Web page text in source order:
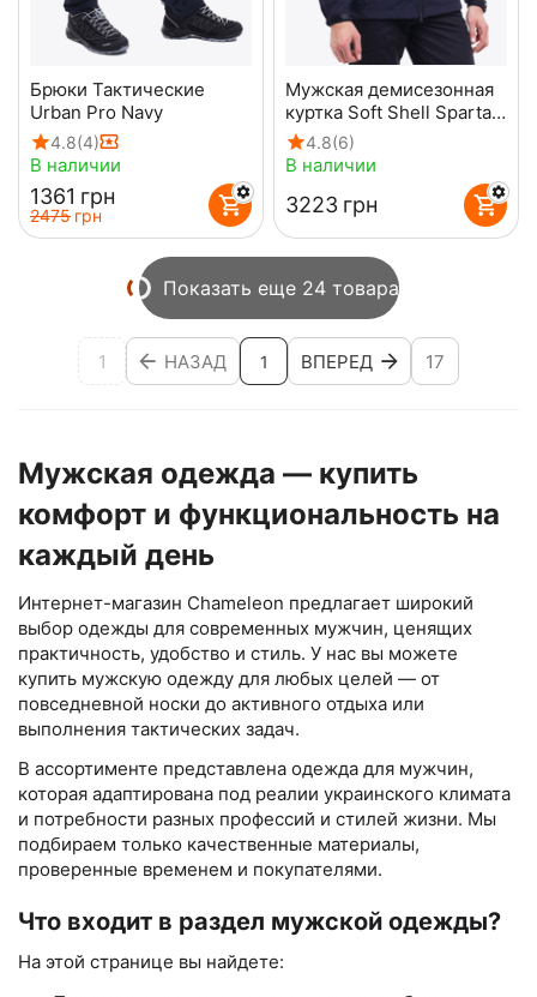
Брюки Тактические
Urban Pro Navy
4.8(4)
В наличии
‍1361‍ грн
‍2475‍ грн
Мужская демисезонная
куртка Soft Shell Spartan
Navy
4.8(6)
В наличии
‍3223‍ грн
Показать еще 24 товара
1 НАЗАД 1 ВПЕРЕД 17
Мужская одежда — купить
комфорт и функциональность на
каждый день
Интернет-магазин Chameleon предлагает широкий
выбор одежды для современных мужчин, ценящих
практичность, удобство и стиль. У нас вы можете
купить мужскую одежду для любых целей — от
повседневной носки до активного отдыха или
выполнения тактических задач.
В ассортименте представлена одежда для мужчин,
которая адаптирована под реалии украинского климата
и потребности разных профессий и стилей жизни. Мы
подбираем только качественные материалы,
проверенные временем и покупателями.
Что входит в раздел мужской одежды?
На этой странице вы найдете: